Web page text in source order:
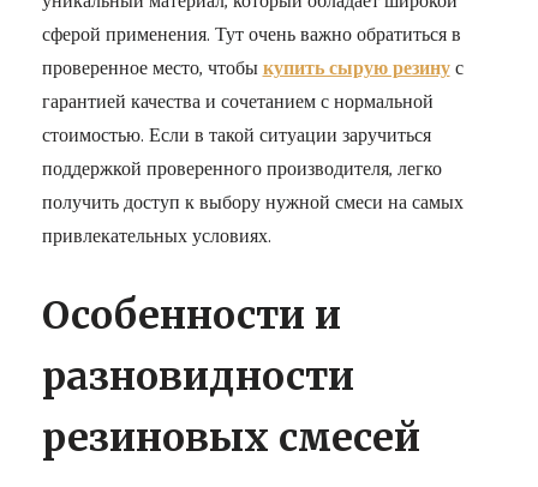
сферой применения. Тут очень важно обратиться в
проверенное место, чтобыкупить сырую резинус
гарантией качества и сочетанием с нормальной
стоимостью. Если в такой ситуации заручиться
поддержкой проверенного производителя, легко
получить доступ к выбору нужной смеси на самых
привлекательных условиях.
Особенности и
разновидности
резиновых смесей